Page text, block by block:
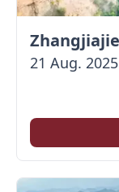
21 Aug. 2025